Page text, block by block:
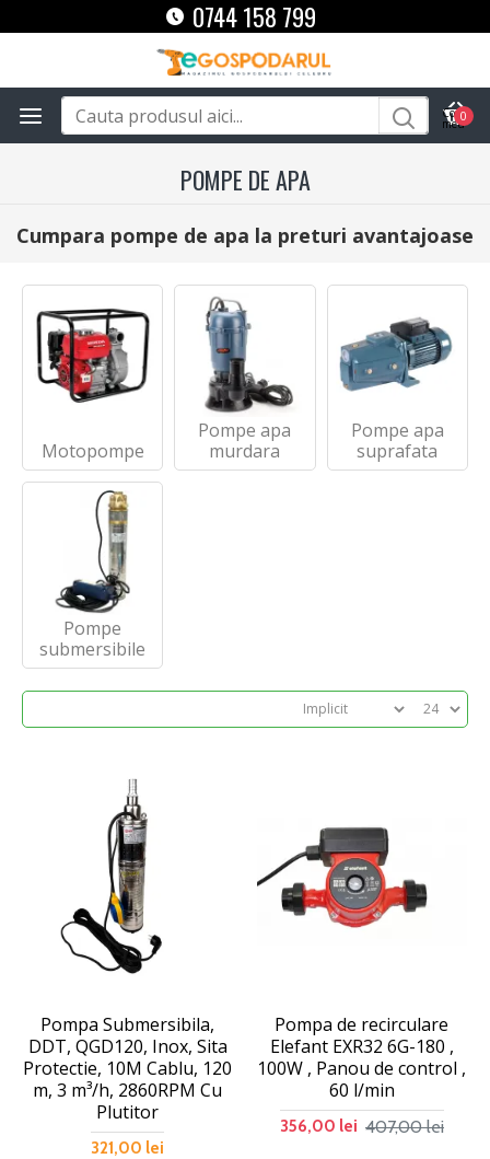
0744 158 799
0
POMPE DE APA
Cumpara pompe de apa la preturi avantajoase
Motopompe
Pompe apa
murdara
Pompe apa
suprafata
Pompe
submersibile
Pompa Submersibila,
DDT, QGD120, Inox, Sita
Protectie, 10M Cablu, 120
m, 3 m³/h, 2860RPM Cu
Plutitor
321,00 lei
Pompa de recirculare
Elefant EXR32 6G-180 ,
100W , Panou de control ,
60 l/min
356,00 lei 407,00 lei